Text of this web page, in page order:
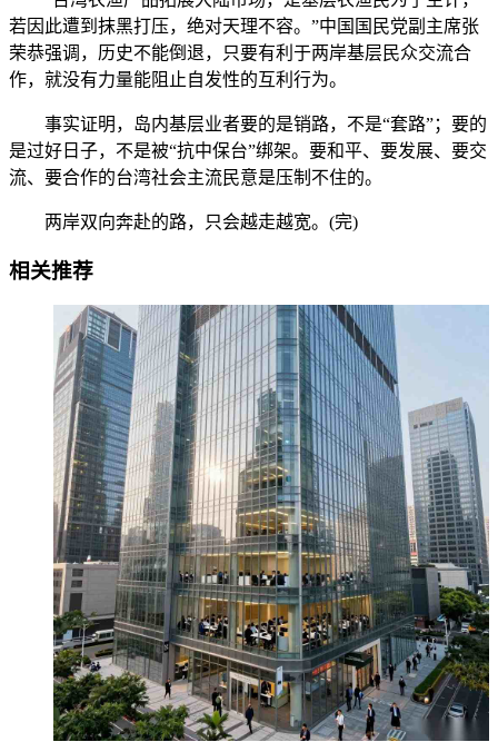
若因此遭到抹黑打压，绝对天理不容。”中国国民党副主席张
荣恭强调，历史不能倒退，只要有利于两岸基层民众交流合
作，就没有力量能阻止自发性的互利行为。
事实证明，岛内基层业者要的是销路，不是“套路”；要的
是过好日子，不是被“抗中保台”绑架。要和平、要发展、要交
流、要合作的台湾社会主流民意是压制不住的。
两岸双向奔赴的路，只会越走越宽。(完)
相关推荐